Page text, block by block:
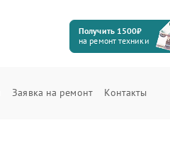
Получить 1500₽
на ремонт техники
Заявка на ремонт Контакты